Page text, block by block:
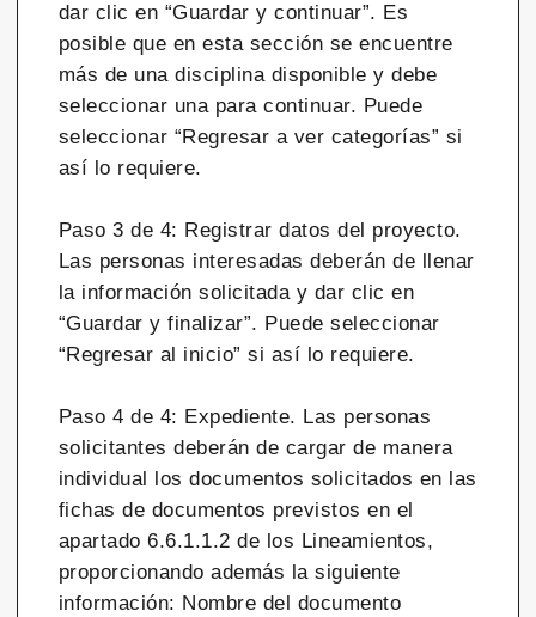
dar clic en “Guardar y continuar”. Es
posible que en esta sección se encuentre
más de una disciplina disponible y debe
seleccionar una para continuar. Puede
seleccionar “Regresar a ver categorías” si
así lo requiere.
Paso 3 de 4: Registrar datos del proyecto.
Las personas interesadas deberán de llenar
la información solicitada y dar clic en
“Guardar y finalizar”. Puede seleccionar
“Regresar al inicio” si así lo requiere.
Paso 4 de 4: Expediente. Las personas
solicitantes deberán de cargar de manera
individual los documentos solicitados en las
fichas de documentos previstos en el
apartado 6.6.1.1.2 de los Lineamientos,
proporcionando además la siguiente
información: Nombre del documento